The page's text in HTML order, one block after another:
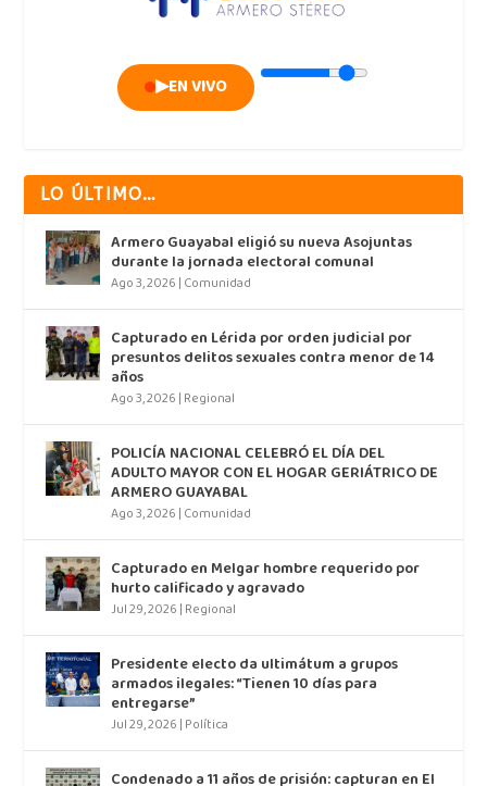
▶EN VIVO
LO ÚLTIMO…
Armero Guayabal eligió su nueva Asojuntas
durante la jornada electoral comunal
Ago 3, 2026 | Comunidad
Capturado en Lérida por orden judicial por
presuntos delitos sexuales contra menor de 14
años
Ago 3, 2026 | Regional
POLICÍA NACIONAL CELEBRÓ EL DÍA DEL
ADULTO MAYOR CON EL HOGAR GERIÁTRICO DE
ARMERO GUAYABAL
Ago 3, 2026 | Comunidad
Capturado en Melgar hombre requerido por
hurto calificado y agravado
Jul 29, 2026 | Regional
Presidente electo da ultimátum a grupos
armados ilegales: “Tienen 10 días para
entregarse”
Jul 29, 2026 | Política
Condenado a 11 años de prisión: capturan en El